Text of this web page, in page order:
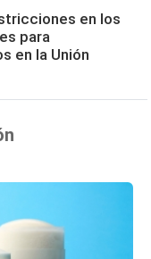
en los
para
en la Unión